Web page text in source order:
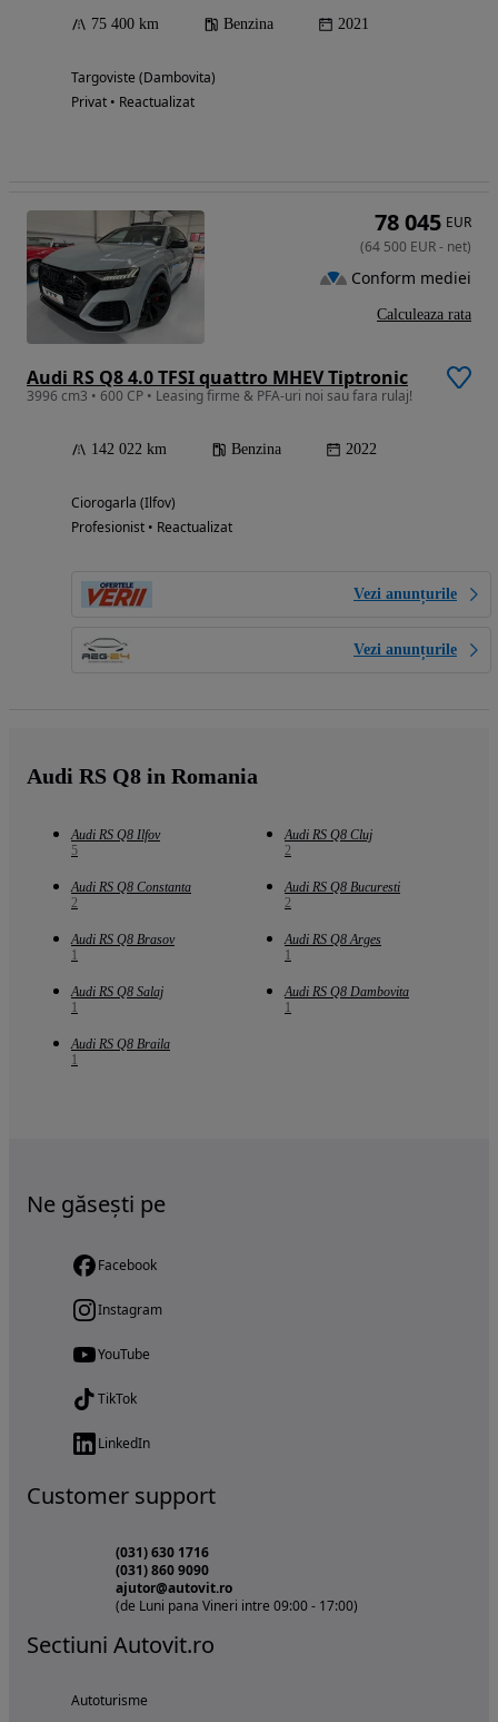
75 400 km Benzina 2021
Targoviste (Dambovita)
Privat • Reactualizat
Audi RS Q8 4.0 TFSI quattro MHEV Tiptronic
3996 cm3 • 600 CP • Leasing firme & PFA-uri noi sau fara rulaj!
142 022 km Benzina 2022
Ciorogarla (Ilfov)
Profesionist • Reactualizat
Vezi anunțurile
Vezi anunțurile
78 045 EUR
(64 500 EUR- net)
Conform mediei
Calculeaza rata
Audi RS Q8 in Romania
Audi RS Q8 Ilfov
5
Audi RS Q8 Cluj
2
Audi RS Q8 Constanta
2
Audi RS Q8 Bucuresti
2
Audi RS Q8 Brasov
1
Audi RS Q8 Arges
1
Audi RS Q8 Salaj
1
Audi RS Q8 Dambovita
1
Audi RS Q8 Braila
1
Ne găsești pe
Facebook
Instagram
YouTube
TikTok
LinkedIn
Customer support
(031) 630 1716
(031) 860 9090
ajutor@autovit.ro
(de Luni pana Vineri intre 09:00 - 17:00)
Sectiuni Autovit.ro
Autoturisme